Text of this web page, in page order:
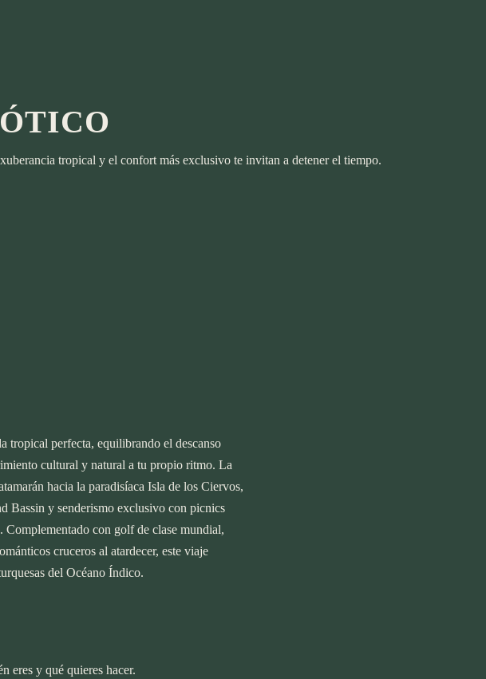
tropical y el confort más exclusivo te invitan a detener el tiempo.
tropical perfecta, equilibrando el descanso
cultural y natural a tu propio ritmo. La
hacia la paradisíaca Isla de los Ciervos,
Bassin y senderismo exclusivo con picnics
con golf de clase mundial,
cruceros al atardecer, este viaje
del Océano Índico.
eres y qué quieres hacer.